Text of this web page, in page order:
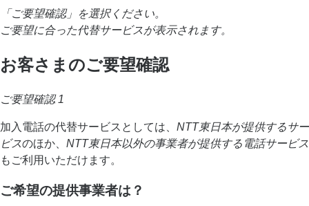
「ご要望確認」を選択ください。
ご要望に合った代替サービスが表示されます。
お客さまのご要望確認
ご要望確認 1
加入電話の代替サービスとしては、 NTT東日本が提供するサー
ビスのほか、 NTT東日本以外の事業者が提供する電話サービス
もご利用いただけます。
ご希望の提供事業者は？